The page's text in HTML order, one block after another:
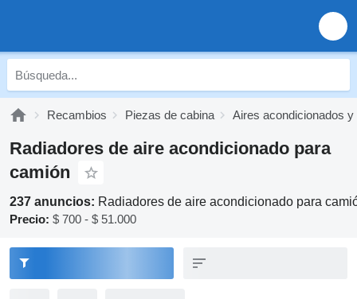
Recambios Piezas de cabina Aires acondicionados
Radiadores de aire acondicionado para
camión
237 anuncios: Radiadores de aire acondicionado para
Precio: $ 700 - $ 51.000